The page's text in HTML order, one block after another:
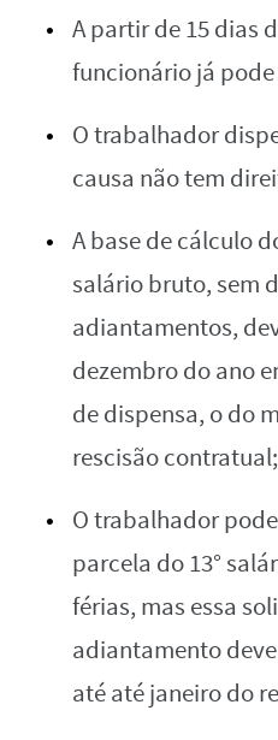
A partir de 15 dias
funcionário já pode
O trabalhador
causa não tem
A base de cálculo
salário bruto, sem
adiantamentos,
dezembro do ano
de dispensa, o do
rescisão contratual;
O trabalhador
parcela do 13°
férias, mas essa
adiantamento
até até janeiro do